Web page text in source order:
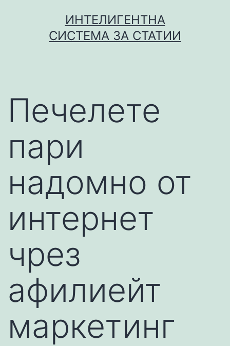
ИНТЕЛИГЕНТНА
СИСТЕМА ЗА СТАТИИ
Печелете
пари
надомно от
интернет
чрез
афилиейт
маркетинг